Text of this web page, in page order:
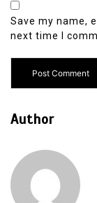
Save my name,
next time I
Author